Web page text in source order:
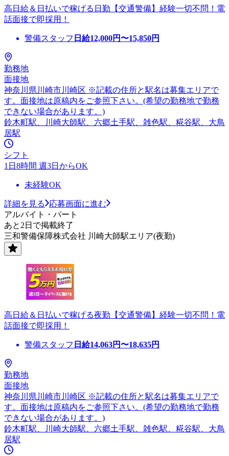
高日給＆日払いで稼げる日勤【交通警備】経験一切不問！電
話面接で即採用！
警備スタッフ 日給12,000円〜15,850円
勤務地
面接地
神奈川県川崎市川崎区 ※記載の住所と駅名は募集エリアで
す。面接地は原稿内をご参照下さい。(希望の勤務地で勤務
できない場合があります。)
鈴木町駅、川崎大師駅、六郷土手駅、雑色駅、糀谷駅、大鳥
居駅
シフト
1日8時間 週3日からOK
未経験OK
詳細を見る
応募画面に進む
アルバイト・パート
あと2日で掲載終了
三和警備保障株式会社 川崎大師駅エリア(夜勤)
高日給＆日払いで稼げる夜勤【交通警備】経験一切不問！電
話面接で即採用！
警備スタッフ 日給14,063円〜18,635円
勤務地
面接地
神奈川県川崎市川崎区 ※記載の住所と駅名は募集エリアで
す。面接地は原稿内をご参照下さい。(希望の勤務地で勤務
できない場合があります。)
鈴木町駅、川崎大師駅、六郷土手駅、雑色駅、糀谷駅、大鳥
居駅